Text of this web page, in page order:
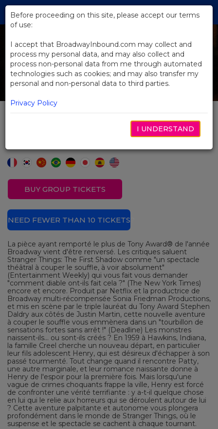
Skip
Main
Previous
Stranger Things : La
Première Ombre
BUY GROUP TICKETS
NEED FEWER THAN 10 TICKETS?
La pièce ayant remporté le plus de Tony Award® de l'année
Broadway vient d'être renversé. Les critiques saluent
Stranger Things: The First Shadow comme "un spectacle
théâtral à couper le souffle, à voir absolument"
(Entertainment Weekly) qui vous fait vous demander
"comment diable ont-ils fait cela ?" (The New York Times)
encore et encore. Produit par Netflix et la productrice de
Broadway multi-récompensée Sonia Friedman Productions,
et mis en scène par le triple lauréat du Tony Award Stephen
Daldry aux côtés de Justin Martin, cette nouvelle aventure
à couper le souffle vous emmènera dans un "tourbillon de
sensations fortes sans arrêt !" (Deadline) Les monstres
naissent-ils... ou sont-ils créés ? En 1959 à Hawkins, Indiana,
la famille Creel cherche un nouveau départ, en particulier
leur fils adolescent Henry, qui est désireux d'échapper à son
passé tourmenté. Tout change quand il rencontre Patty,
une autre marginale, et leur romance naissante donne à
Henry de l'espoir pour la première fois. Mais lorsqu'une
vague de crimes choquants frappe la ville, Henry est forcé
de confronter une vérité terrifiante : y a-t-il quelque chose
en lui qui le relie aux horreurs qui se déroulent autour de lui
? Cette aventure palpitante et autonome vous plongera
profondément dans le monde de Stranger Things, où le
suspense et le spectacle se cachent à chaque tournant.
Before proceeding on this site, please accept our terms
of use:
I accept that BroadwayInbound.com may collect and
process my personal data, and may also collect and
process non-personal data from me through automated
technologies such as cookies; and may also transfer my
personal and non-personal data to third parties.
Privacy Policy
I UNDERSTAND